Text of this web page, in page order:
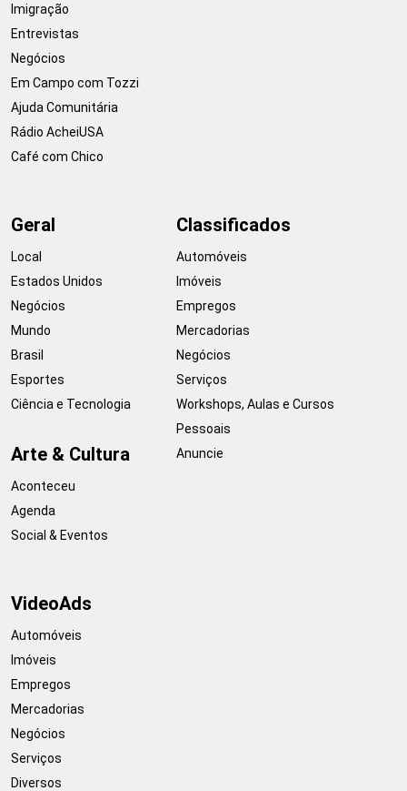
Imigração
Entrevistas
Negócios
Em Campo com Tozzi
Ajuda Comunitária
Rádio AcheiUSA
Café com Chico
Geral
Local
Estados Unidos
Negócios
Mundo
Brasil
Esportes
Ciência e Tecnologia
Arte & Cultura
Aconteceu
Agenda
Social & Eventos
Classificados
Automóveis
Imóveis
Empregos
Mercadorias
Negócios
Serviços
Workshops, Aulas e Cursos
Pessoais
Anuncie
VideoAds
Automóveis
Imóveis
Empregos
Mercadorias
Negócios
Serviços
Diversos